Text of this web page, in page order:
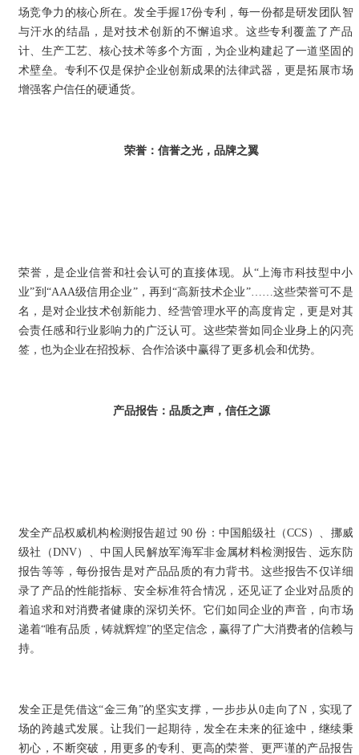
场竞争力的核心所在。发全手握17份专利，每一份都是研发团队智
与汗水的结晶，是对技术创新的不懈追求。这些专利覆盖了产品
计、生产工艺、核心技术等多个方面，为企业构建起了一道坚固的
术壁垒。专利不仅是保护企业创新成果的法律武器，更是拓展市场
增强客户信任的硬通货。
荣誉：信誉之光，品牌之翼
荣誉，是企业信誉和社会认可的直接体现。从“上海市科技型中小
业”到“AAA级信用企业”，再到“高新技术企业”……这些荣誉可不是
名，是对企业技术创新能力、经营管理水平的高度肯定，更是对其
会责任感和行业影响力的广泛认可。这些荣誉如同企业身上的闪亮
签，也为企业在招投标、合作洽谈中赢得了更多机会和优势。
产品报告：品质之声，信任之源
发全产品权威机构检测报告超过 90 份：中国船级社（CCS）、挪威
级社（DNV）、中国人民解放军海军非金属材料检测报告、远东防
报告等等，每份报告是对产品品质的有力背书。这些报告不仅详细
录了产品的性能指标、安全标准符合情况，还见证了企业对品质的
着追求和对消费者健康的深切关怀。它们如同企业的声音，向市场
递着“唯有品质，铸就辉煌”的坚定信念，赢得了广大消费者的信赖与
持。
发全正是凭借这“金三角”的坚实支撑，一步步从0走向了N，实现了
场的跨越式发展。让我们一起期待，发全在未来的征途中，继续秉
初心，不断突破，用更多的专利、更高的荣誉、更严谨的产品报告